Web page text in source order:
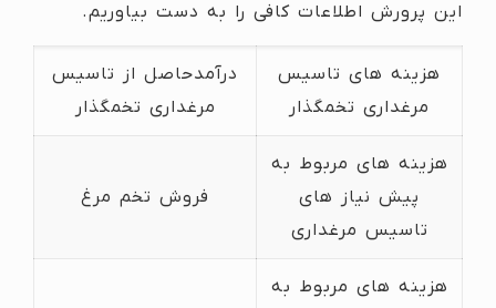
این پرورش اطلاعات کافی را به دست بیاوریم.
هزینه های تاسیس
مرغداری تخمگذار
درآمدحاصل از تاسیس
مرغداری تخمگذار
هزینه های مربوط به
پیش نیاز های
تاسیس مرغداری
فروش تخم مرغ
هزینه های مربوط به